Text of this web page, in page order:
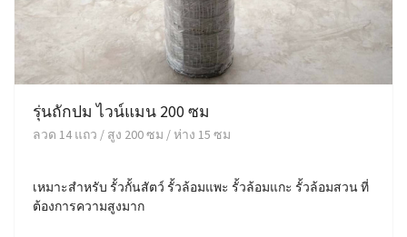
รุ่นถักปม ไวน์แมน 200 ซม
ลวด 14 แถว / สูง 200 ซม / ห่าง 15 ซม
เหมาะสำหรับ รั้วกั้นสัตว์ รั้วล้อมแพะ รั้วล้อมแกะ รั้วล้อมสวน ที่
ต้องการความสูงมาก